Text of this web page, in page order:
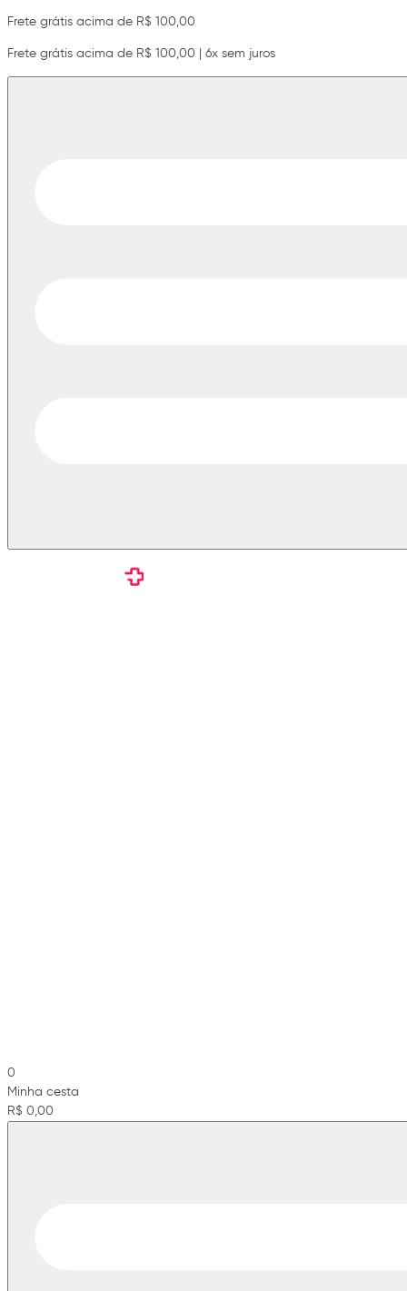
Frete grátis acima de R$ 100,00
Frete grátis acima de R$ 100,00 | 6x sem juros
0
Minha cesta
R$ 0,00